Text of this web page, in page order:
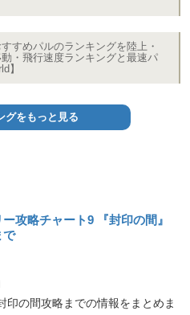
すめパルのランキングを陸上・
・飛行速度ランキングと最速パ
】
グをもっと見る
攻略チャート9 『封印の間』
で
印の間攻略までの情報をまとめま